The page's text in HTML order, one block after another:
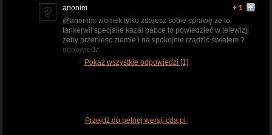
anonim
+ 1
@anonim: ziomek tylko zdajesz sobie sprawę że to
tankerwil specjalie kazał babce to powiedzieć w telewizji
zeby przeniesc ziemie i na spokojnie rządzić światem ?
odpowiedz
Pokaż wszystkie odpowiedzi [1]
Przejdź do pełnej wersji cda.pl